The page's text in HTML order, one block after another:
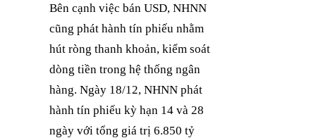
Bên cạnh việc bán USD, NHNN
cũng phát hành tín phiếu nhằm
hút ròng thanh khoản, kiểm soát
dòng tiền trong hệ thống ngân
hàng. Ngày 18/12, NHNN phát
hành tín phiếu kỳ hạn 14 và 28
ngày với tổng giá trị 6.850 tỷ